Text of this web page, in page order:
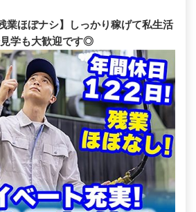
業ほぼナシ】しっかり稼げて私生活
学も大歓迎です◎